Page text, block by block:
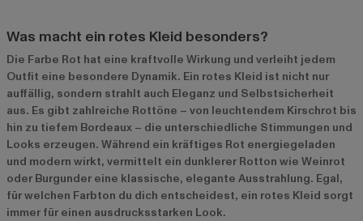
Was macht ein rotes Kleid besonders?
Die Farbe Rot hat eine kraftvolle Wirkung und verleiht jedem
Outfit eine besondere Dynamik. Ein rotes Kleid ist nicht nur
auffällig, sondern strahlt auch Eleganz und Selbstsicherheit
aus. Es gibt zahlreiche Rottöne – von leuchtendem Kirschrot bis
hin zu tiefem Bordeaux – die unterschiedliche Stimmungen und
Looks erzeugen. Während ein kräftiges Rot energiegeladen
und modern wirkt, vermittelt ein dunklerer Rotton wie Weinrot
oder Burgunder eine klassische, elegante Ausstrahlung. Egal,
für welchen Farbton du dich entscheidest, ein rotes Kleid sorgt
immer für einen ausdrucksstarken Look.